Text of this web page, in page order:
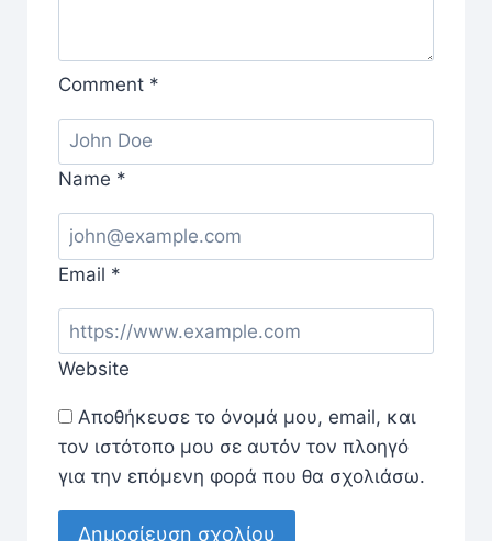
Comment *
Name *
Email *
Website
Αποθήκευσε το όνομά μου, email, και
τον ιστότοπο μου σε αυτόν τον πλοηγό
για την επόμενη φορά που θα σχολιάσω.